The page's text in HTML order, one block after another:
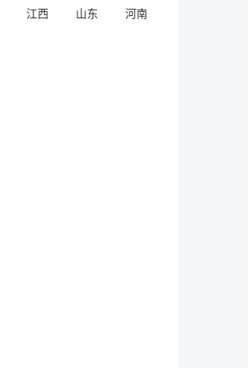
江西 山东 河南